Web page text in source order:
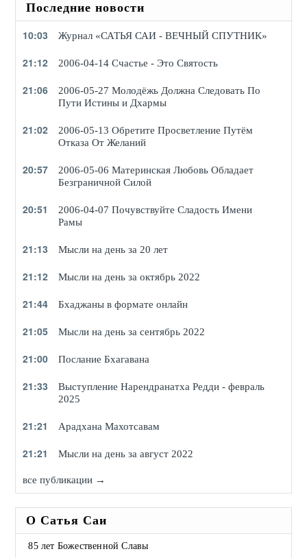
Институт Высших медицинских наук Шри
Институт Высших медицинских наук Шри
Последние новости
10:03
Журнал «САТЬЯ САИ - ВЕЧНЫЙ СПУТНИК»
21:12 2006-04-14 Счастье - Это Святость
21:06
2006-05-27 Молодёжь Должна Следовать По
Пути Истины и Дхармы
21:02
2006-05-13 Обретите Просветление Путём
Отказа От Желаний
20:57
2006-05-06 Материнская Любовь Обладает
Безграничной Силой
20:51
2006-04-07 Почувствуйте Сладость Имени
Рамы
21:13 Мысли на день за 20 лет
21:12 Мысли на день за октябрь 2022
21:44 Бхаджаны в формате онлайн
21:05 Мысли на день за сентябрь 2022
21:00 Послание Бхагавана
21:33
Выступление Нарендранатха Редди - февраль
2025
21:21 Арадхана Махотсавам
21:21 Мысли на день за август 2022
все публикации →
О Сатья Саи
85 лет Божественной Славы